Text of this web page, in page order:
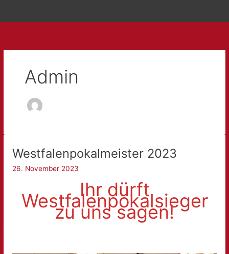
Admin
Westfalenpokalmeister 2023
26. November 2023
Ihr dürft
Westfalenpokalsieger
zu uns sagen!